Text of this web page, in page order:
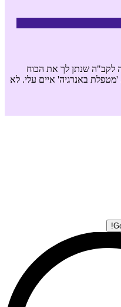
לקב"ה שנתן לך את הכוח
'מטפלת באנרגיה' איים עלי. לא